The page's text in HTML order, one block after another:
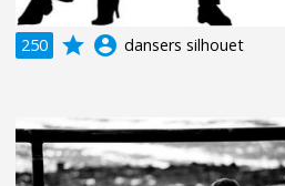
250 grade account_circle dansers silhouet